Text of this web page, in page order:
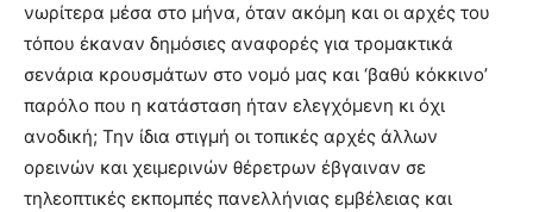
νωρίτερα μέσα στο μήνα, όταν ακόμη και οι αρχές του
τόπου έκαναν δημόσιες αναφορές για τρομακτικά
σενάρια κρουσμάτων στο νομό μας και ‘βαθύ κόκκινο’
παρόλο που η κατάσταση ήταν ελεγχόμενη κι όχι
ανοδική; Την ίδια στιγμή οι τοπικές αρχές άλλων
ορεινών και χειμερινών θέρετρων έβγαιναν σε
τηλεοπτικές εκπομπές πανελλήνιας εμβέλειας και